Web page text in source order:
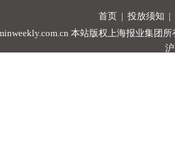
首页 | 投放须知 |
本站版权上海报业集团所